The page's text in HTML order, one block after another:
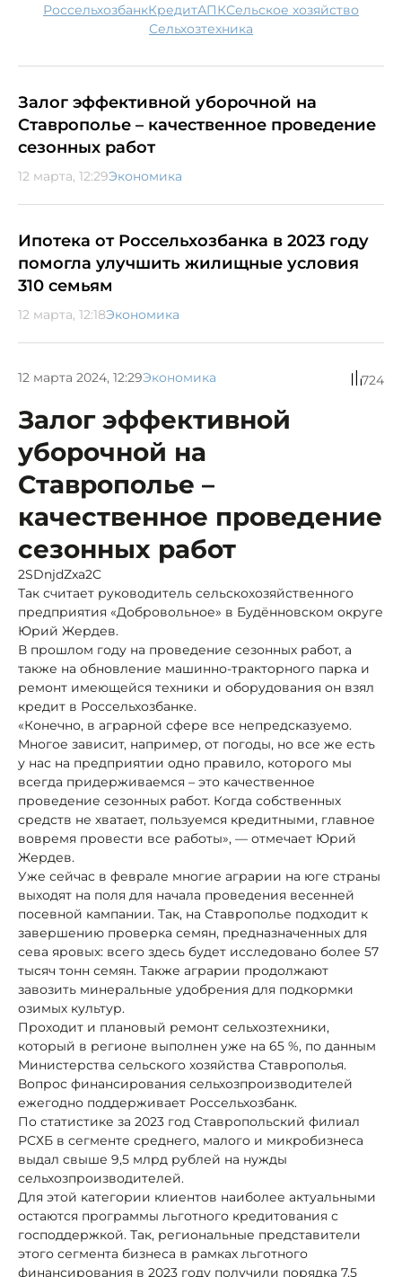
Россельхозбанк кредит АПК сельское хозяйство
сельхозтехника
Залог эффективной уборочной на
Ставрополье – качественное проведение
сезонных работ
12 марта, 12:29Экономика
Ипотека от Россельхозбанка в 2023 году
помогла улучшить жилищные условия
310 семьям
12 марта, 12:18Экономика
12 марта 2024, 12:29Экономика 724
Залог эффективной
уборочной на
Ставрополье –
качественное проведение
сезонных работ
2SDnjdZxa2C
Так считает руководитель сельскохозяйственного
предприятия «Добровольное» в Будённовском округе
Юрий Жердев.
В прошлом году на проведение сезонных работ, а
также на обновление машинно-тракторного парка и
ремонт имеющейся техники и оборудования он взял
кредит в Россельхозбанке.
«Конечно, в аграрной сфере все непредсказуемо.
Многое зависит, например, от погоды, но все же есть
у нас на предприятии одно правило, которого мы
всегда придерживаемся – это качественное
проведение сезонных работ. Когда собственных
средств не хватает, пользуемся кредитными, главное
вовремя провести все работы», — отмечает Юрий
Жердев.
Уже сейчас в феврале многие аграрии на юге страны
выходят на поля для начала проведения весенней
посевной кампании. Так, на Ставрополье подходит к
завершению проверка семян, предназначенных для
сева яровых: всего здесь будет исследовано более 57
тысяч тонн семян. Также аграрии продолжают
завозить минеральные удобрения для подкормки
озимых культур.
Проходит и плановый ремонт сельхозтехники,
который в регионе выполнен уже на 65 %, по данным
Министерства сельского хозяйства Ставрополья.
Вопрос финансирования сельхозпроизводителей
ежегодно поддерживает Россельхозбанк.
По статистике за 2023 год Ставропольский филиал
РСХБ в сегменте среднего, малого и микробизнеса
выдал свыше 9,5 млрд рублей на нужды
сельхозпроизводителей.
Для этой категории клиентов наиболее актуальными
остаются программы льготного кредитования с
господдержкой. Так, региональные представители
этого сегмента бизнеса в рамках льготного
финансирования в 2023 году получили порядка 7,5